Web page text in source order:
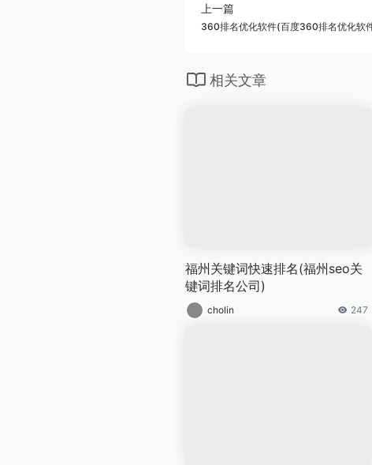
上一篇
360排名优化软件(百度360排名优化软
相关文章
福州关键词快速排名(福州seo关
键词排名公司)
cholin 247